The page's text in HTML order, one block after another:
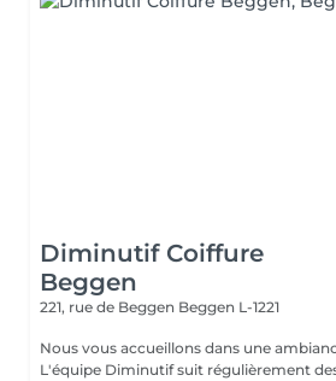
Diminutif Coiffure
Beggen
221, rue de Beggen Beggen L-1221
Nous vous accueillons dans une
L'équipe Diminutif suit régulièrement